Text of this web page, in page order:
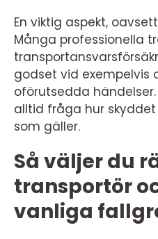
En viktig aspekt,
Många professionella
godset vid exempelvis
oförutsedda
alltid fråga hur
som gäller.
Så väljer du
transportör
vanliga